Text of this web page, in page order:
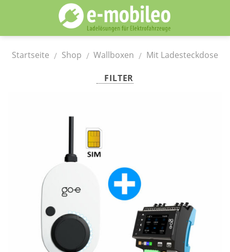
Startseite / Shop / Wallboxen / Mit Ladesteckdose
FILTER